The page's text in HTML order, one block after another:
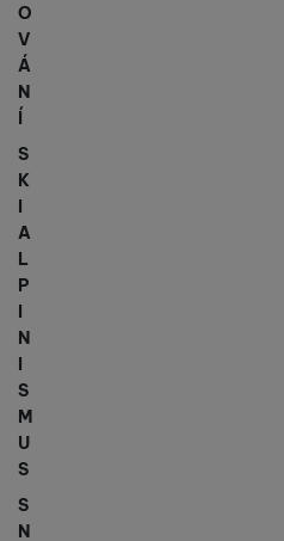
O
V
Á
N
Í
S
K
I
A
L
P
I
N
I
S
M
U
S
S
N